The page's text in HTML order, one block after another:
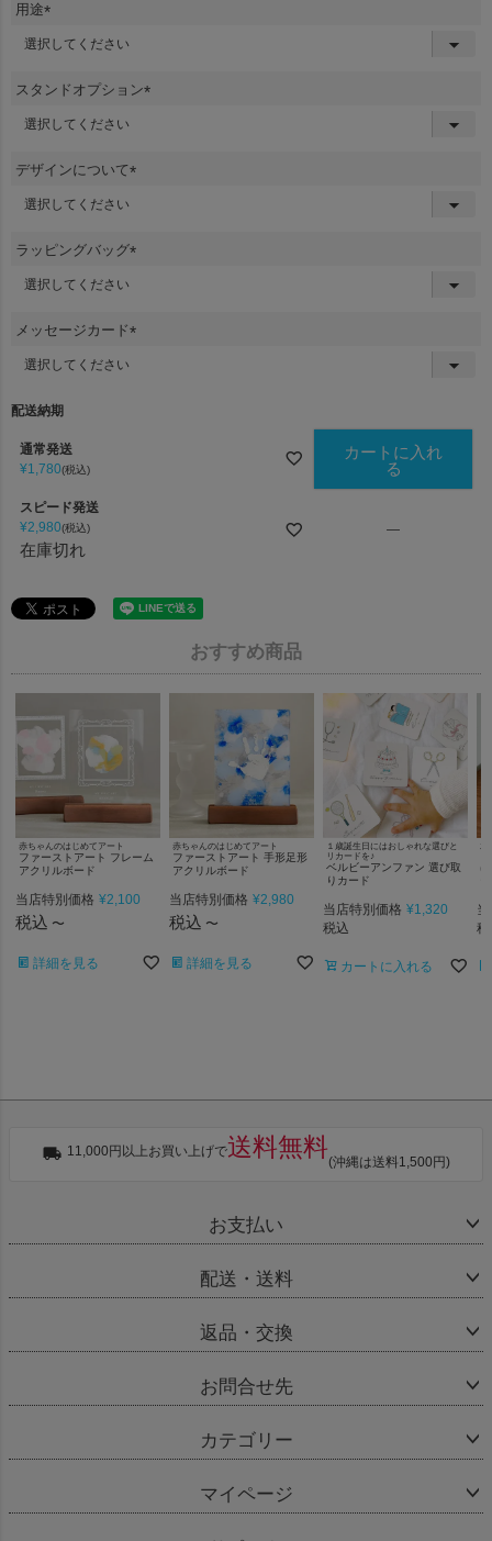
用途
(
)
スタンドオプション
デザインについて
ラッピングバッグ
メッセージカード
配送納期
通常発送
¥1,780 税込
カートに入れ
る
スピード発送
¥2,980 税込
在庫切れ
—
おすすめ商品
赤ちゃんのはじめてアート
ファーストアート フレーム
アクリルボード
当店特別価格 ¥2,100
税込 〜
詳細を見る
赤ちゃんのはじめてアート
ファーストアート 手形足形
アクリルボード
当店特別価格 ¥2,980
税込 〜
詳細を見る
１歳誕生日にはおしゃれな選びと
リカードを♪
ベルビーアンファン 選び取
りカード
当店特別価格 ¥1,320
税込
カートに入れる
税
11,000円以上お買い上げで送料無料
(沖縄は送料1,500円)
お支払い
配送・送料
返品・交換
お問合せ先
カテゴリー
マイページ